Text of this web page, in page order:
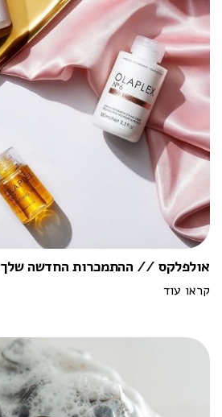
אולפלקס // ההתמכרות החדשה שלך
קראו עוד